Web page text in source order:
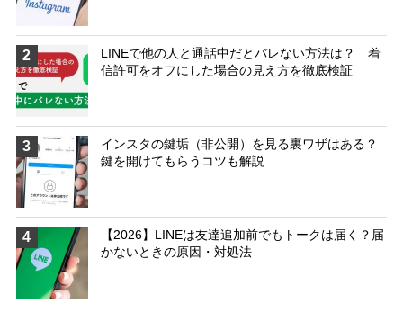
2
LINEで他の人と通話中だとバレない方法は？ 着
信許可をオフにした場合の見え方を徹底検証
3
インスタの鍵垢（非公開）を見る裏ワザはある？
鍵を開けてもらうコツも解説
4
【2026】LINEは友達追加前でもトークは届く？届
かないときの原因・対処法